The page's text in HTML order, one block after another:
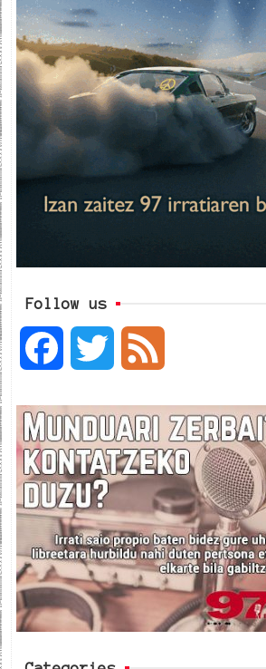
Follow us
c
e
b
o
o
i
t
t
e
e
d